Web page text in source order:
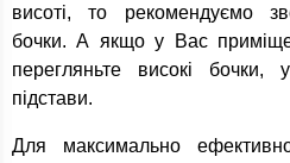
висоті, то рекомендуємо
бочки. А якщо у Вас
перегляньте високі
підстави.
Для максимально